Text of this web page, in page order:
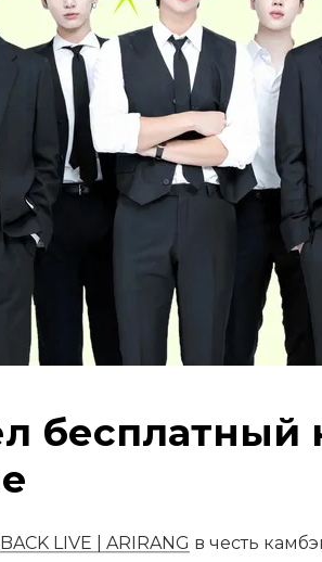
бесплатный
LIVE | ARIRANG в честь